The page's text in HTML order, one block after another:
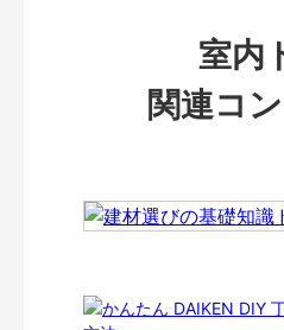
室内
関連コ